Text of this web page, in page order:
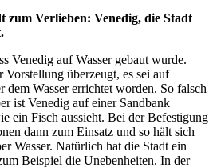
zum Verlieben: Venedig, die Stadt
Venedig auf Wasser gebaut wurde.
überzeugt, es sei auf
dem Wasser errichtet worden. So falsch
ist Venedig auf einer Sandbank
ein Fisch aussieht. Bei der Befestigung
dann zum Einsatz und so hält sich
Wasser. Natürlich hat die Stadt ein
Beispiel die Unebenheiten. In der